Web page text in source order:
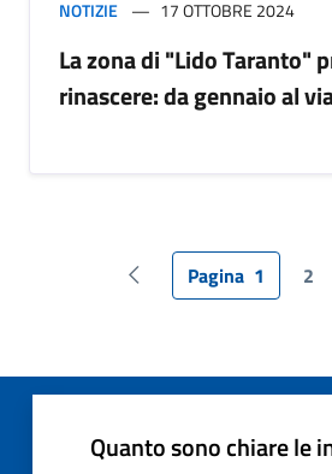
NOTIZIE 17 OTTOBRE 2024
La zona di "Lido Taranto"
rinascere: da gennaio al
Pagina precedente
Pagina 1 2
Quanto sono chiare le